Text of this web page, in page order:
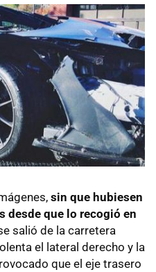
sin que hubiesen
desde que lo recogió en
salió de la carretera
el lateral derecho y la
que el eje trasero